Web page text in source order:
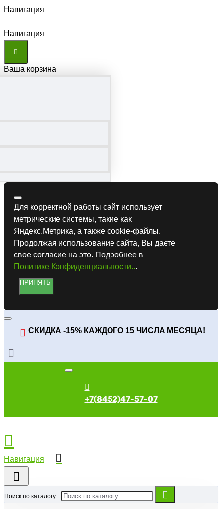
Навигация
Навигация
Ваша корзина
Для корректной работы сайт использует
метрические системы, такие как
Яндекс.Метрика, а также cookie-файлы.
Продолжая использование сайта, Вы даете
свое согласие на это. Подробнее в
Политике Конфиденциальности...
ПРИНЯТЬ
СКИДКА -15% КАЖДОГО 15 ЧИСЛА МЕСЯЦА!
+7(8452)47-57-07
Поиск по каталогу...